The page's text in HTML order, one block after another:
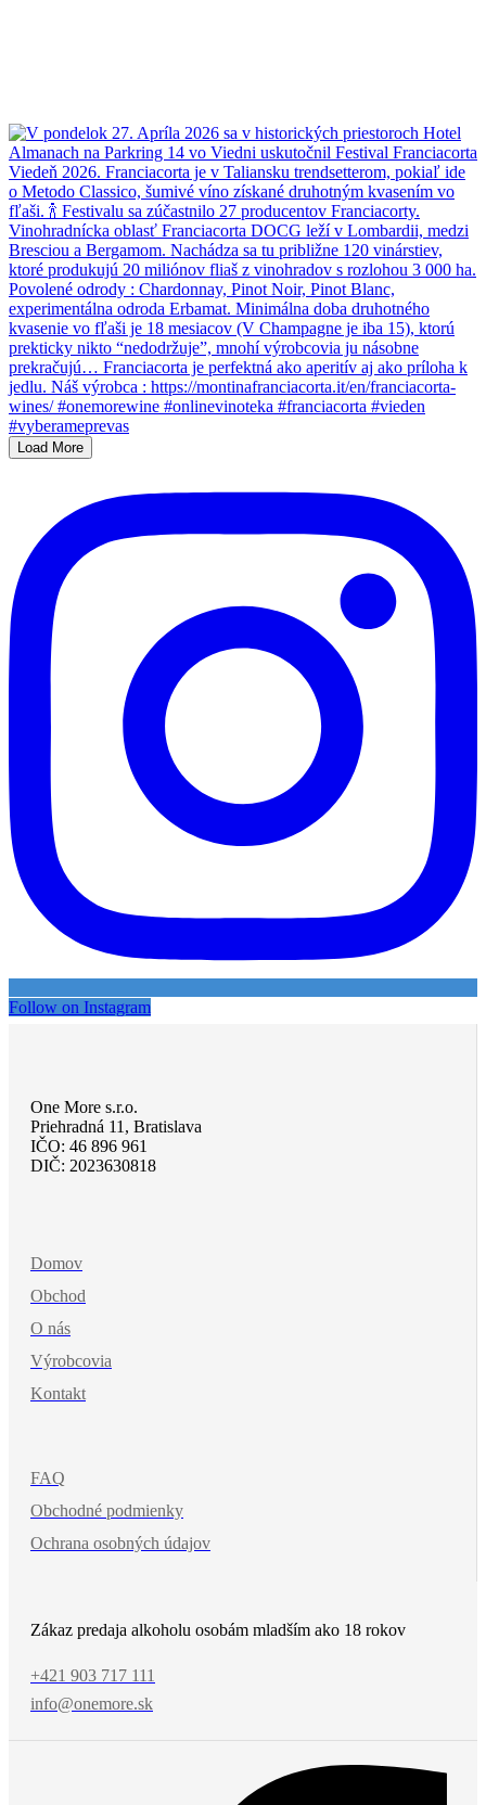
Load More
Follow on Instagram
One More s.r.o.
Priehradná 11, Bratislava
IČO: 46 896 961
DIČ: 2023630818
Domov
Obchod
O nás
Výrobcovia
Kontakt
FAQ
Obchodné podmienky
Ochrana osobných údajov
Zákaz predaja alkoholu osobám mladším ako 18 rokov
+421 903 717 111
info@onemore.sk